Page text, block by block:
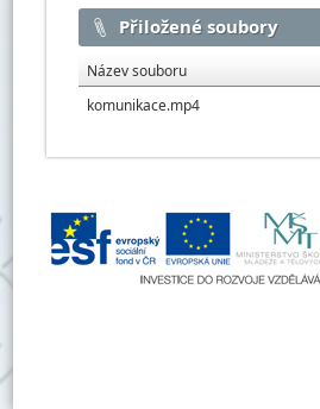
Přiložené soubory
Název souboru
komunikace.mp4